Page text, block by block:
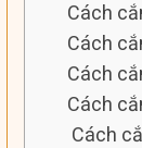
Cách
Cách
Cách
Cách
Cách